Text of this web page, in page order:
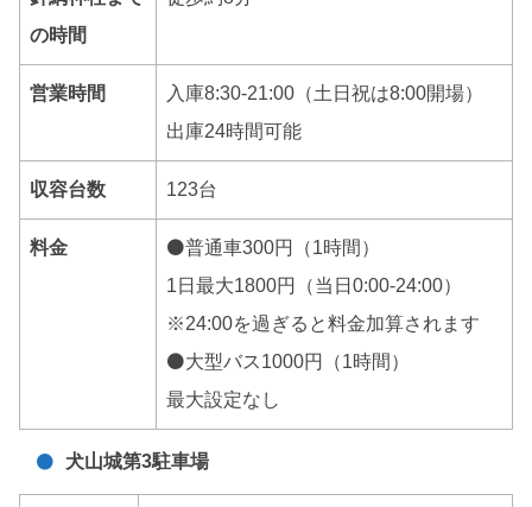
の時間
営業時間
入庫8:30-21:00（土日祝は8:00開場）
出庫24時間可能
収容台数 123台
料金
⚫普通車300円（1時間）
1日最大1800円（当日0:00-24:00）
※24:00を過ぎると料金加算されます
⚫大型バス1000円（1時間）
最大設定なし
犬山城第3駐車場